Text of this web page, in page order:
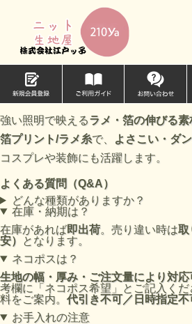
強い照明で映えるラメ・箔の伸びる素
箔プリント/ラメ糸で、 よさこい・ダ
コスプレや装飾にも活躍します。
よくある質問（Q&A）
どんな種類がありますか？
在庫・納期は？
在庫があれば即出荷。売り違い時は取
安）
となります。
ネコポスは？
生地の幅・厚み・ご注文量により対応
考欄に「ネコポス希望」とご記入く
料をご案内。 代引き不可／日時指定不
お手入れの注意